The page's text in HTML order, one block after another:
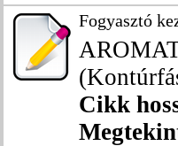
Fogyasztó
Cikk